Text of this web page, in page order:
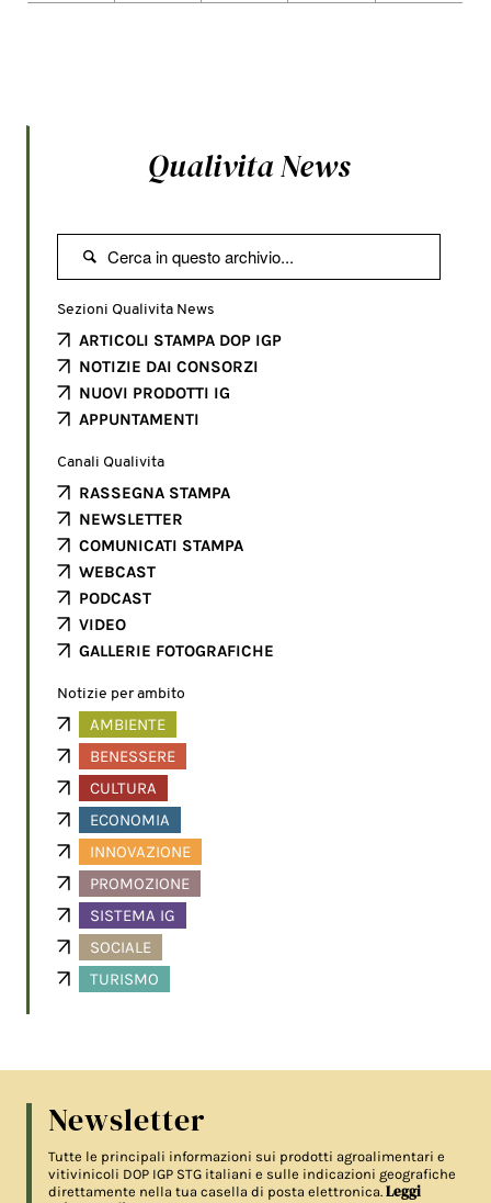
Qualivita News

Sezioni Qualivita News
ARTICOLI STAMPA DOP IGP
NOTIZIE DAI CONSORZI
NUOVI PRODOTTI IG
APPUNTAMENTI
Canali Qualivita
RASSEGNA STAMPA
NEWSLETTER
COMUNICATI STAMPA
WEBCAST
PODCAST
VIDEO
GALLERIE FOTOGRAFICHE
Notizie per ambito
AMBIENTE
BENESSERE
CULTURA
ECONOMIA
INNOVAZIONE
PROMOZIONE
SISTEMA IG
SOCIALE
TURISMO
Newsletter
Tutte le principali informazioni sui prodotti agroalimentari e
vitivinicoli DOP IGP STG italiani e sulle indicazioni geografiche
direttamente nella tua casella di posta elettronica.Leggi